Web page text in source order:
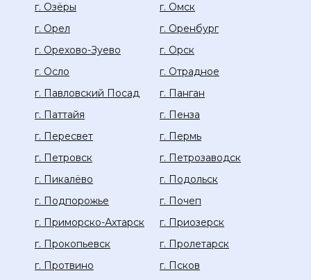
г. Озёры
г. Омск
г. Орел
г. Оренбург
г. Орехово-Зуево
г. Орск
г. Осло
г. Отрадное
г. Павловский Посад
г. Панган
г. Паттайя
г. Пенза
г. Пересвет
г. Пермь
г. Петровск
г. Петрозаводск
г. Пикалёво
г. Подольск
г. Подпорожье
г. Почеп
г. Приморско-Ахтарск
г. Приозерск
г. Прокопьевск
г. Пролетарск
г. Протвино
г. Псков